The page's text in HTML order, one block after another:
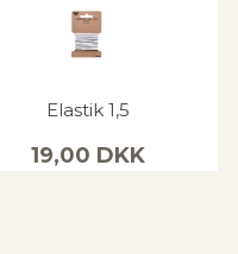
Elastik 1,5
19,00 DKK